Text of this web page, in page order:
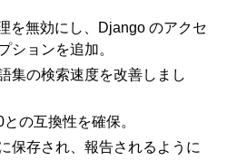
を無効にし、Django のアクセ
ションを追加。
集の検索速度を改善しまし
の互換性を確保。
保存され、報告されるように